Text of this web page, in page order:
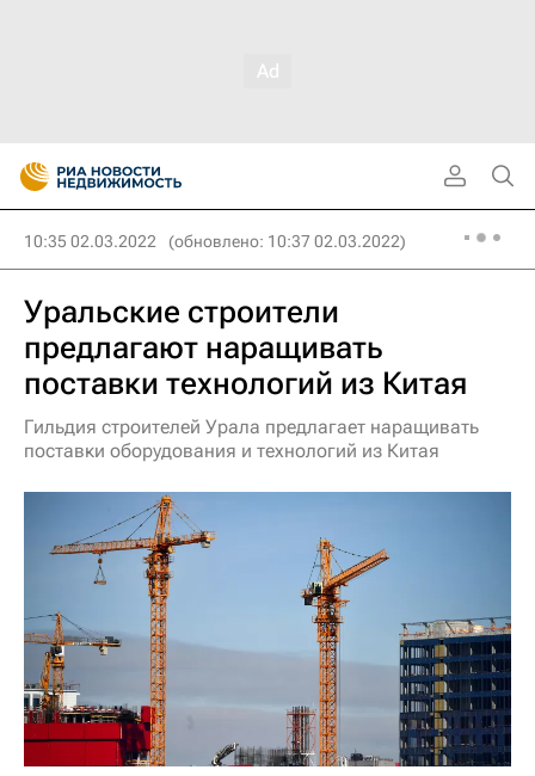
10:35 02.03.2022 (обновлено: 10:37 02.03.2022)
Уральские строители
предлагают наращивать
поставки технологий из Китая
Гильдия строителей Урала предлагает наращивать
поставки оборудования и технологий из Китая